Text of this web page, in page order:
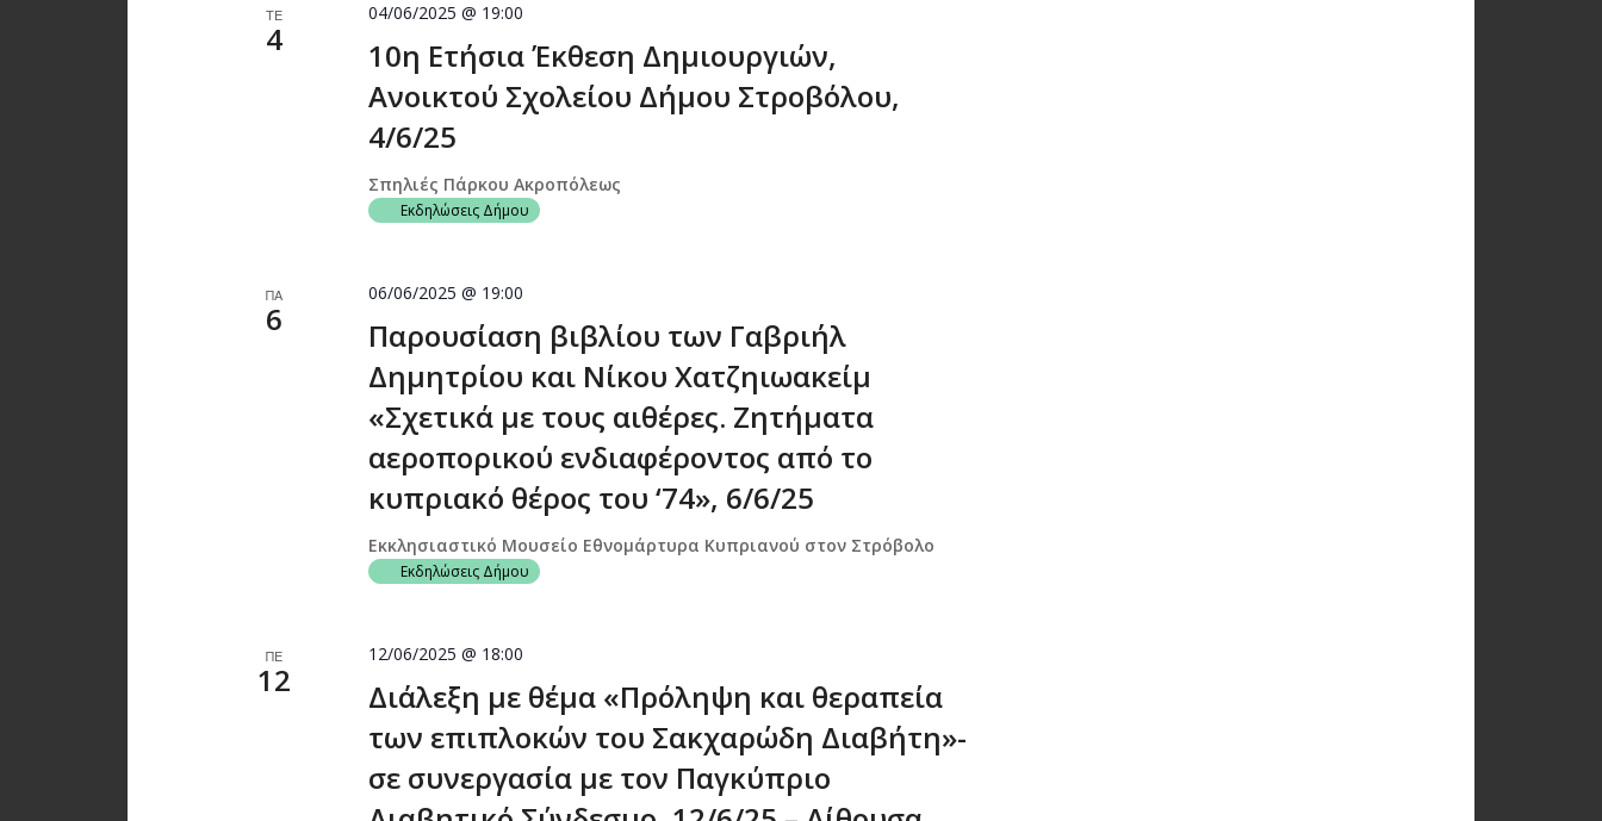
ΤΕ
4
10η Ετήσια Έκθεση Δημιουργιών,
Ανοικτού Σχολείου Δήμου Στροβόλου,
4/6/25
04/06/2025 @ 19:00
Σπηλιές Πάρκου Ακροπόλεως
Εκδηλώσεις Δήμου
ΠΑ
6
Παρουσίαση βιβλίου των Γαβριήλ
Δημητρίου και Νίκου Χατζηιωακείμ
«Σχετικά με τους αιθέρες. Ζητήματα
αεροπορικού ενδιαφέροντος από το
κυπριακό θέρος του ‘74», 6/6/25
06/06/2025 @ 19:00
Εκκλησιαστικό Μουσείο Εθνομάρτυρα Κυπριανού στον Στρόβολο
Εκδηλώσεις Δήμου
ΠΕ
12
Διάλεξη με θέμα «Πρόληψη και θεραπεία
των επιπλοκών του Σακχαρώδη Διαβήτη»-
σε συνεργασία με τον Παγκύπριο
12/06/2025 @ 18:00